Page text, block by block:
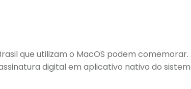
que utilizam o MacOS podem
digital em aplicativo nativo do